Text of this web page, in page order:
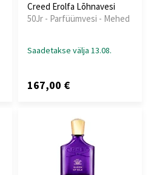
Creed Erolfa Lõhnavesi
50Jr - Parfüümvesi - Mehed
Saadetakse välja 13.08.
167,00 €